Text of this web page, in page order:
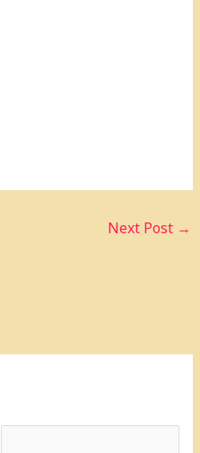
Next Post →